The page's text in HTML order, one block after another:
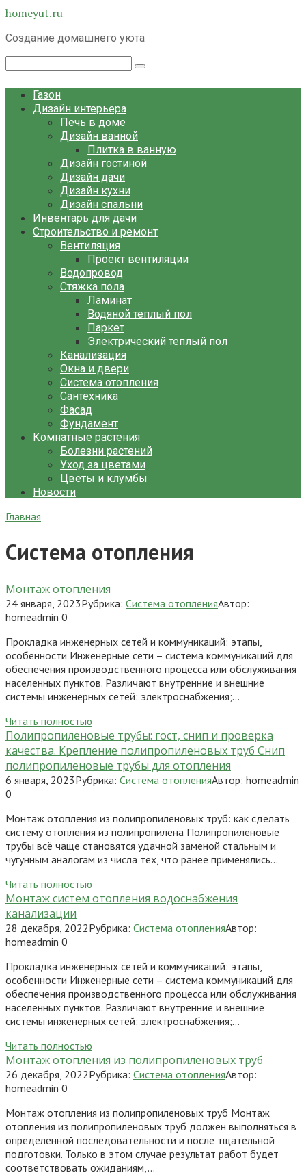
Перейти
контенту
homeyut.ru
Создание домашнего уюта
Газон
Дизайн интерьера
Печь в доме
Дизайн ванной
Плитка в ванную
Дизайн гостиной
Дизайн дачи
Дизайн кухни
Дизайн спальни
Инвентарь для дачи
Строительство и ремонт
Вентиляция
Проект вентиляции
Водопровод
Стяжка пола
Ламинат
Водяной теплый пол
Паркет
Электрический теплый пол
Канализация
Окна и двери
Система отопления
Сантехника
Фасад
Фундамент
Комнатные растения
Болезни растений
Уход за цветами
Цветы и клумбы
Новости
Главная
Система отопления
Монтаж отопления
24 января, 2023Рубрика: Система отопленияАвтор:
homeadmin 0
Прокладка инженерных сетей и коммуникаций: этапы,
особенности Инженерные сети – система коммуникаций для
обеспечения производственного процесса или обслуживания
населенных пунктов. Различают внутренние и внешние
системы инженерных сетей: электроснабжения;…
Читать полностью
Полипропиленовые трубы: гост, снип и проверка
качества. Крепление полипропиленовых труб Снип
полипропиленовые трубы для отопления
6 января, 2023Рубрика: Система отопленияАвтор: homeadmin
0
Монтаж отопления из полипропиленовых труб: как сделать
систему отопления из полипропилена Полипропиленовые
трубы всё чаще становятся удачной заменой стальным и
чугунным аналогам из числа тех, что ранее применялись…
Читать полностью
Монтаж систем отопления водоснабжения
канализации
28 декабря, 2022Рубрика: Система отопленияАвтор:
homeadmin 0
Прокладка инженерных сетей и коммуникаций: этапы,
особенности Инженерные сети – система коммуникаций для
обеспечения производственного процесса или обслуживания
населенных пунктов. Различают внутренние и внешние
системы инженерных сетей: электроснабжения;…
Читать полностью
Монтаж отопления из полипропиленовых труб
26 декабря, 2022Рубрика: Система отопленияАвтор:
homeadmin 0
Монтаж отопления из полипропиленовых труб Монтаж
отопления из полипропиленовых труб должен выполняться в
определенной последовательности и после тщательной
подготовки. Только в этом случае результат работ будет
соответствовать ожиданиям,…